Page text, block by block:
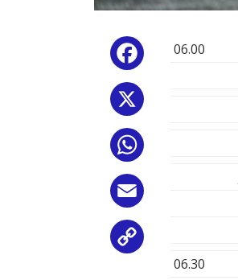
Facebook
06.00
06.30